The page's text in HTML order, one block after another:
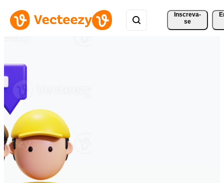
Inscreva-
se